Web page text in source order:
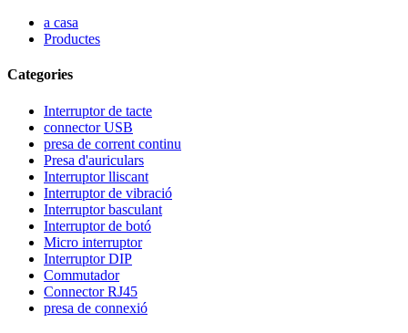
a casa
Productes
Categories
Interruptor de tacte
connector USB
presa de corrent continu
Presa d'auriculars
Interruptor lliscant
Interruptor de vibració
Interruptor basculant
Interruptor de botó
Micro interruptor
Interruptor DIP
Commutador
Connector RJ45
presa de connexió